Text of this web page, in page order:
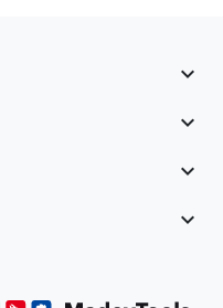



